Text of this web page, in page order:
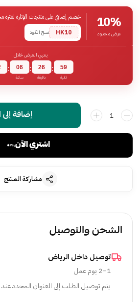
10%
عرض محدود
خصم إضافي على منتجات الإنارة لفترة
HK10
نسخ الكود
ينتهي العرض خلال
: 06
ساعة
: 26
دقيقة
: 58
ثانية
إضافة إلى
اشتري الآن
مشاركة المنتج
الشحن والتوصيل
توصيل داخل الرياض
1–2 يوم عمل
يتم توصيل الطلب إلى العنوان المحدد